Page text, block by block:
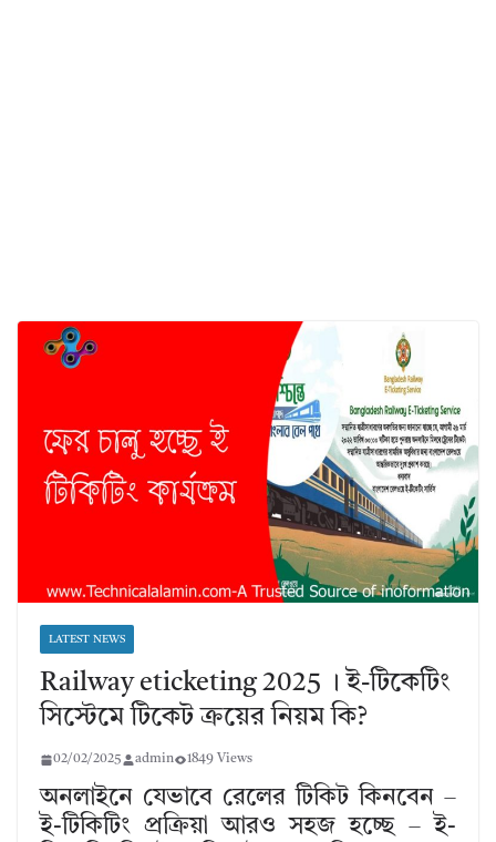
LATEST NEWS
Railway eticketing 2025 । ই-টিকেটিং
সিস্টেমে টিকেট ক্রয়ের নিয়ম কি?
02/02/2025 admin 1849 Views
অনলাইনে যেভাবে রেলের টিকিট কিনবেন –
ই-টিকিটিং প্রক্রিয়া আরও সহজ হচ্ছে – ই-